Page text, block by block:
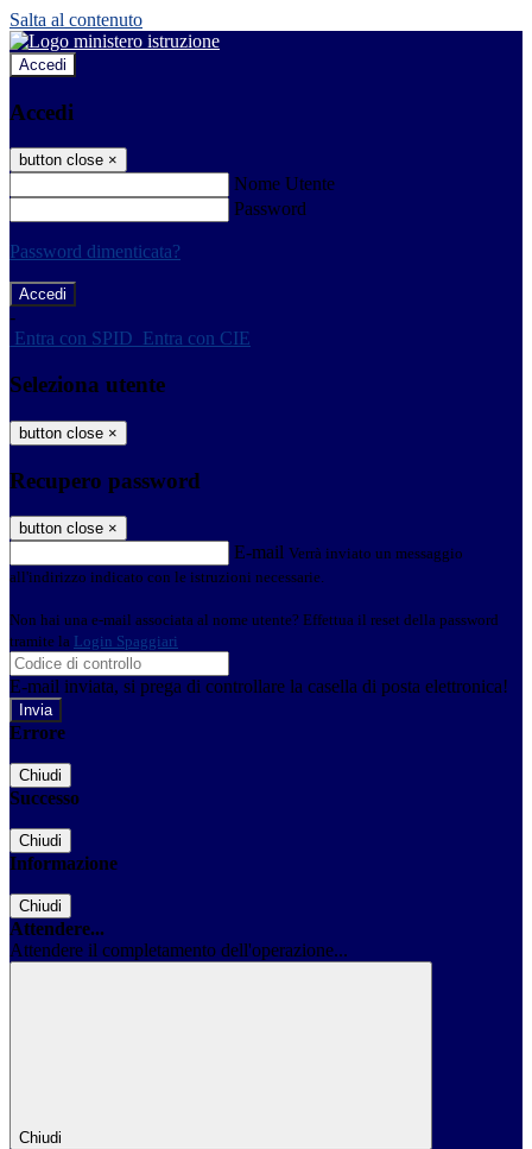
Salta al contenuto
Accedi
Accedi
button close ×
Nome Utente
Password
Password dimenticata?
-
Entra con SPID Entra con CIE
Seleziona utente
button close ×
Recupero password
button close ×
E-mail Verrà inviato un messaggio
all'indirizzo indicato con le istruzioni necessarie.
Non hai una e-mail associata al nome utente? Effettua il reset della password
tramite la Login Spaggiari
E-mail inviata, si prega di controllare la casella di posta elettronica!
Errore
Chiudi
Successo
Chiudi
Informazione
Chiudi
Attendere...
Attendere il completamento dell'operazione...
Chiudi